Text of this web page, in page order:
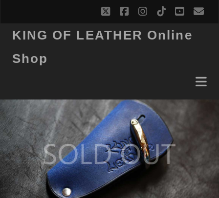
twitterfacebookinstagram
tiktok
KING OF LEATHER Online
Shop